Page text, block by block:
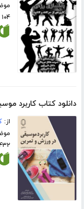
۱۰۴ صفحه
دانلود کتاب کاربرد
از:
۴۳۲